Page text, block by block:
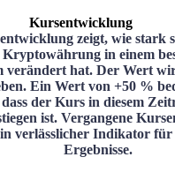
Kursentwicklung
zeigt, wie stark
Kryptowährung in einem
verändert hat. Der Wert
Ein Wert von +50 %
der Kurs in diesem
ist. Vergangene
verlässlicher Indikator
Ergebnisse.